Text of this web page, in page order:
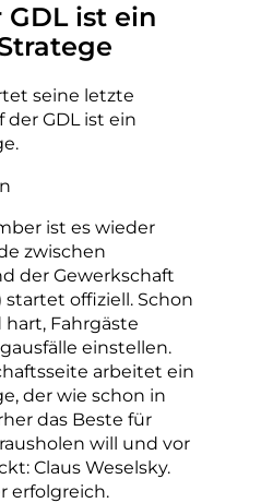
GDL ist ein
seine letzte
der GDL ist ein
ist es wieder
zwischen
der Gewerkschaft
startet offiziell. Schon
hart, Fahrgäste
einstellen.
arbeitet ein
der wie schon in
das Beste für
will und vor
Claus Weselsky.
erfolgreich.